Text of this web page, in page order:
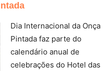
Dia Internacional da Onça
Pintada faz parte do
calendário anual de
celebrações do Hotel das